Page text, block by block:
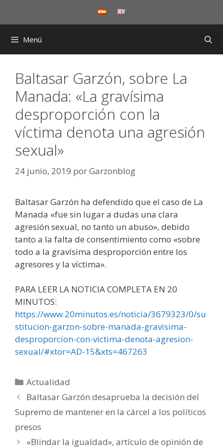
Menú
Baltasar Garzón, sobre La
Manada: «La gravísima
desproporción con la
víctima denota una agresión
sexual»
24 junio, 2019 porGarzonblog
Baltasar Garzón ha defendido que el caso de La
Manada «fue sin lugar a dudas una clara
agresión sexual, no tanto un abuso», debido
tanto a la falta de consentimiento como «sobre
todo a la gravísima desproporción entre los
agresores y la víctima».
PARA LEER LA NOTICIA COMPLETA EN 20
MINUTOS:
https://www.20minutos.es/noticia/3679323/0/su
stitucion-garzon-sobre-manada-gravisima-
desproporcion-con-victima-denota-agresion-
sexual/#xtor=AD-15&xts=467263
Categorías
Actualidad
Baltasar Garzón desaprueba la decisión del
Supremo de mantener en la cárcel a los políticos
presos
«Blindar la igualdad», artículo de opinión de